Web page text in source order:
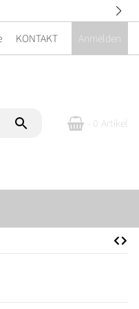
KONTAKT Anmelden
- 0 Artikel